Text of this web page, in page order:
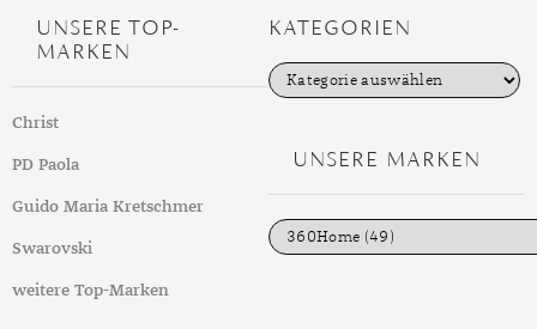
UNSERE TOP-
MARKEN
Christ
PD Paola
Guido Maria Kretschmer
Swarovski
weitere Top-Marken
KATEGORIEN
K
a
e
n
UNSERE MARKEN